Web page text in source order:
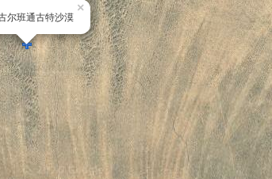
尔班通古特沙漠
×